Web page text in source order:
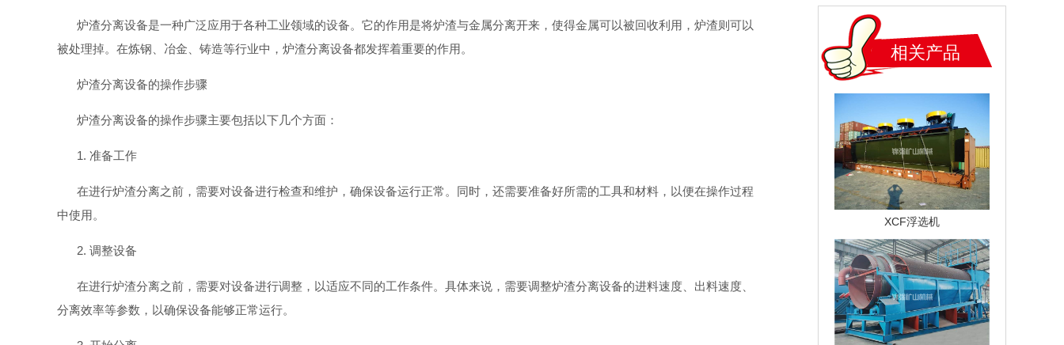
炉渣分离设备是一种广泛应用于各种工业领域的设备。它的作用是将炉渣与金属分离开来，使得金属可以被回收利用，炉渣则可以
被处理掉。在炼钢、冶金、铸造等行业中，炉渣分离设备都发挥着重要的作用。
炉渣分离设备的操作步骤
炉渣分离设备的操作步骤主要包括以下几个方面：
1. 准备工作
在进行炉渣分离之前，需要对设备进行检查和维护，确保设备运行正常。同时，还需要准备好所需的工具和材料，以便在操作过程
中使用。
2. 调整设备
在进行炉渣分离之前，需要对设备进行调整，以适应不同的工作条件。具体来说，需要调整炉渣分离设备的进料速度、出料速度、
分离效率等参数，以确保设备能够正常运行。
相关产品
XCF浮选机